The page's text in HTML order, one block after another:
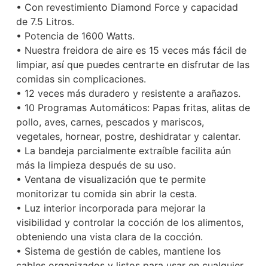
• Con revestimiento Diamond Force y capacidad
de 7.5 Litros.
• Potencia de 1600 Watts.
• Nuestra freidora de aire es 15 veces más fácil de
limpiar, así que puedes centrarte en disfrutar de las
comidas sin complicaciones.
• 12 veces más duradero y resistente a arañazos.
• 10 Programas Automáticos: Papas fritas, alitas de
pollo, aves, carnes, pescados y mariscos,
vegetales, hornear, postre, deshidratar y calentar.
• La bandeja parcialmente extraíble facilita aún
más la limpieza después de su uso.
• Ventana de visualización que te permite
monitorizar tu comida sin abrir la cesta.
• Luz interior incorporada para mejorar la
visibilidad y controlar la cocción de los alimentos,
obteniendo una vista clara de la cocción.
• Sistema de gestión de cables, mantiene los